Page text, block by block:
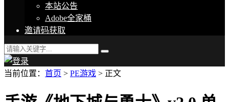
本站公告
Adobe全家桶
邀请码获取
当前位置： 首页 > PE游戏 > 正文